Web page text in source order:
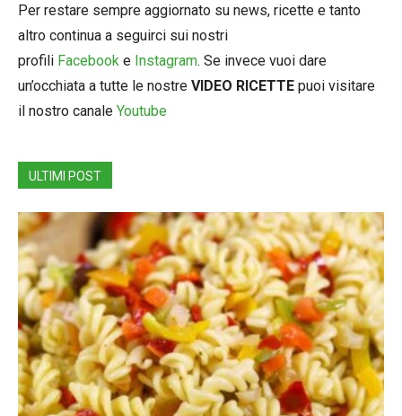
Per restare sempre aggiornato su news, ricette e tanto
altro continua a seguirci sui nostri
profili Facebook e Instagram. Se invece vuoi dare
un’occhiata a tutte le nostre VIDEO RICETTE puoi visitare
il nostro canale Youtube
ULTIMI POST